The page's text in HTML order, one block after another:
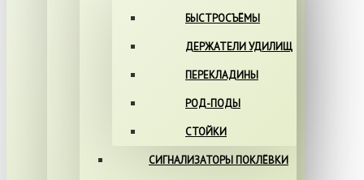
БЫСТРОСЪЁМЫ
ДЕРЖАТЕЛИ УДИЛИЩ
ПЕРЕКЛАДИНЫ
РОД-ПОДЫ
СТОЙКИ
СИГНАЛИЗАТОРЫ ПОКЛЁВКИ